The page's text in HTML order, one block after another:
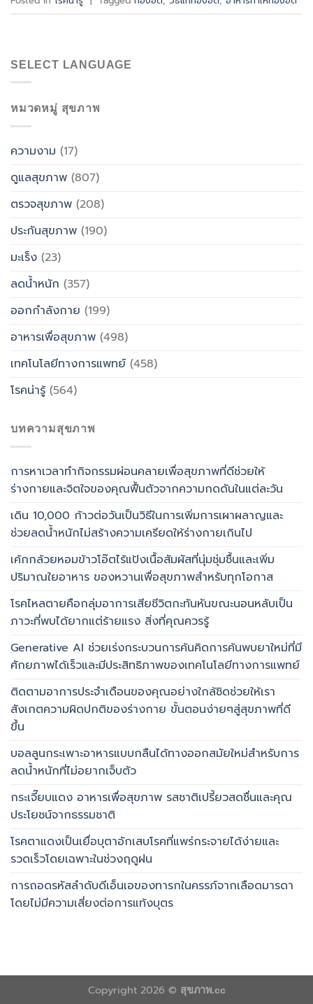
SELECT LANGUAGE
หมวดหมู่ สุขภาพ
ความงาม (17)
ดูแลสุขภาพ (807)
ตรวจสุขภาพ (208)
ประกันสุขภาพ (190)
มะเร็ง (23)
ลดน้ำหนัก (357)
ออกกำลังกาย (199)
อาหารเพื่อสุขภาพ (498)
เทคโนโลยีทางการแพทย์ (458)
โรคน่ารู้(564)
บทความสุขภาพ
การหาเวลาทำกิจกรรมผ่อนคลายเพื่อสุขภาพที่ดีช่วยให้
ร่างกายและจิตใจของคุณฟื้นตัวจากความกดดันในแต่ละวัน
เดิน 10,000 ก้าวต่อวันเป็นวิธีในการเพิ่มการเผาผลาญและ
ช่วยลดน้ำหนักไม่สร้างความเครียดให้ร่างกายเกินไป
เค้กกล้วยหอมข้าวโอ๊ตไร้แป้งเนื้อสัมผัสที่นุ่มชุ่มชื้นและเพิ่ม
ปริมาณใยอาหาร ของหวานเพื่อสุขภาพสำหรับทุกโอกาส
โรคไหลตายคือกลุ่มอาการเสียชีวิตกะทันหันขณะนอนหลับเป็น
ภาวะที่พบได้ยากแต่ร้ายแรง สิ่งที่คุณควรรู้
Generative AI ช่วยเร่งกระบวนการค้นคิดการค้นพบยาใหม่ที่มี
ศักยภาพได้เร็วและมีประสิทธิภาพของเทคโนโลยีทางการแพทย์
ติดตามอาการประจำเดือนของคุณอย่างใกล้ชิดช่วยให้เรา
สังเกตความผิดปกติของร่างกาย ขั้นตอนง่ายๆสู่สุขภาพที่ดี
ขึ้น
บอลลูนกระเพาะอาหารแบบกลืนได้ทางออกสมัยใหม่สำหรับการ
ลดน้ำหนักที่ไม่อยากเจ็บตัว
กระเจี๊ยบแดง อาหารเพื่อสุขภาพ รสชาติเปรี้ยวสดชื่นและคุณ
ประโยชน์จากธรรมชาติ
โรคตาแดงเป็นเยื่อบุตาอักเสบโรคที่แพร่กระจายได้ง่ายและ
รวดเร็วโดยเฉพาะในช่วงฤดูฝน
การถอดรหัสลำดับดีเอ็นเอของทารกในครรภ์จากเลือดมารดา
โดยไม่มีความเสี่ยงต่อการแท้งบุตร
Copyright 2026 © สุขภาพ.cc